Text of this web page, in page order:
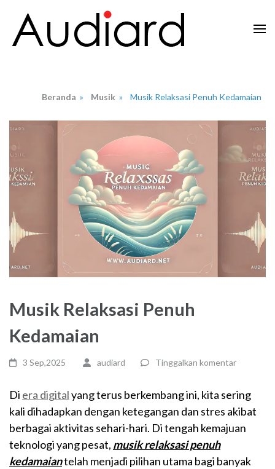
konten
Beranda » Musik » Musik Relaksasi Penuh Kedamaian
Musik Relaksasi Penuh
Kedamaian
3 Sep,2025 audiard Tinggalkan komentar
Di era digitalyang terus berkembang ini, kita sering
kali dihadapkan dengan ketegangan dan stres akibat
berbagai aktivitas sehari-hari. Di tengah kemajuan
teknologi yang pesat, musik relaksasi penuh
kedamaiantelah menjadi pilihan utama bagi banyak